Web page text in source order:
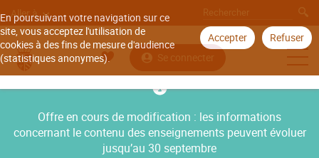
En poursuivant votre navigation sur ce
site, vous acceptez l'utilisation de
cookies à des fins de mesure d'audience
(statistiques anonymes).
Accepter Refuser
Aller à
Se connecter
Offre en cours de modification : les informations
concernant le contenu des enseignements peuvent évoluer
jusqu’au 30 septembre